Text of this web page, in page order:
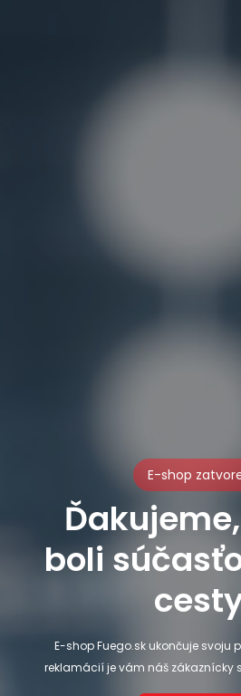
E-shop
boli
E-shop Fuego.sk ukončuje svoju
reklamácií je vám náš zákaznícky